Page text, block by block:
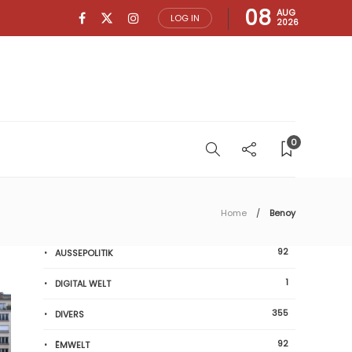
LOG IN 08 AUG
2026
0
Home Benoy
AUSSEPOLITIK 92
DIGITAL WELT 1
DIVERS 355
ËMWELT 92